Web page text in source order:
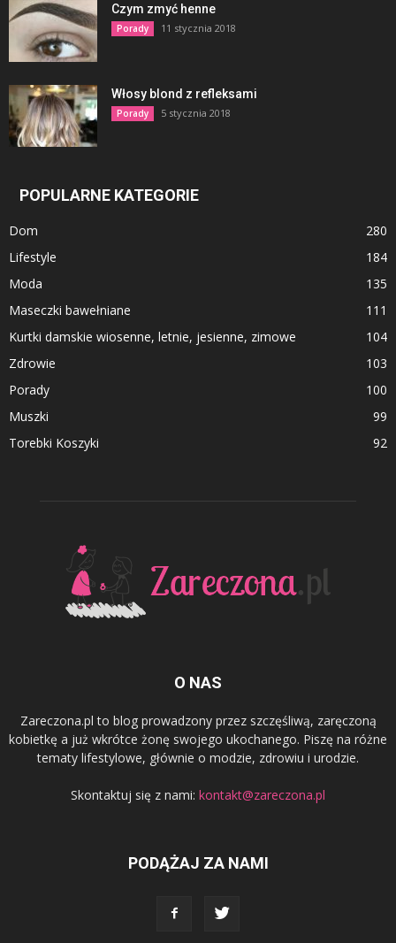
Czym zmyć henne
Porady 11 stycznia 2018
Włosy blond z refleksami
Porady 5 stycznia 2018
POPULARNE KATEGORIE
Dom
280
Lifestyle
184
Moda
135
Maseczki bawełniane
111
Kurtki damskie wiosenne, letnie, jesienne, zimowe
104
Zdrowie
103
Porady
100
Muszki
99
Torebki Koszyki
92
O NAS
Zareczona.pl to blog prowadzony przez szczęśliwą, zaręczoną
kobietkę a już wkrótce żonę swojego ukochanego. Piszę na różne
tematy lifestylowe, głównie o modzie, zdrowiu i urodzie.
Skontaktuj się z nami: kontakt@zareczona.pl
PODĄŻAJ ZA NAMI